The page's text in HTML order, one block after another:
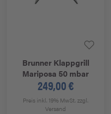
BrunnerKlappgrill
Mariposa 50 mbar
249,00 €
Preis inkl. 19% MwSt.zzgl.
Versand